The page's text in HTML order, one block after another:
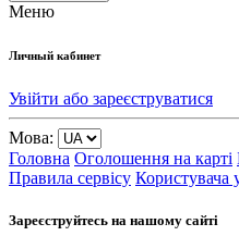
Меню
Личный кабинет
Увійти або зареєструватися
Мова:
Головна Оголошення на карті
Правила сервісу Користувача
Зареєструйтесь на нашому сайті